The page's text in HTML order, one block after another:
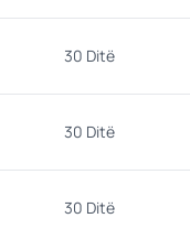
30 Ditë
30 Ditë
30 Ditë